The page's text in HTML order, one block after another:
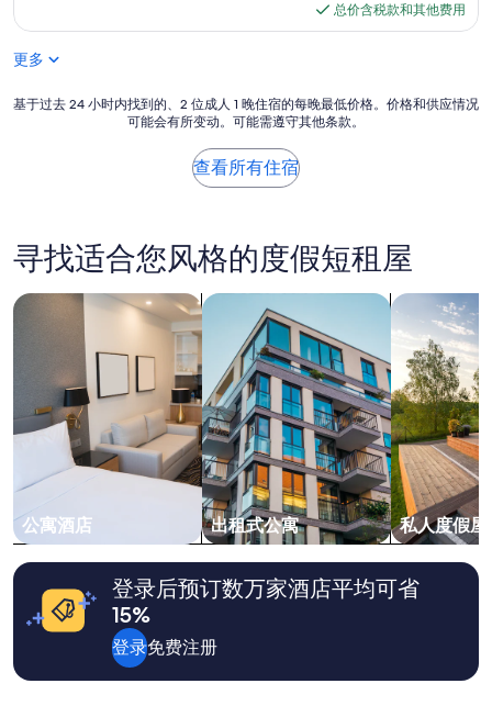
是
上
下
梯
是
較
狹
窄
，
不
，
他
都
很
可
（122
点
格
$45
总价含税款和其他费用
更多
基
内
找
的、
住
晚
最
低
价
格。
价
供
基于过去 24 小时内找到的、2 位成人 1 晚住宿的每晚最低价格。价格和供应情况
可能会有所变动。可能需遵守其他条款。
查看所有住宿
寻找适合您风格的度假短租屋
公寓酒店
搜索公寓式酒店
出租式公寓
搜索出租式公寓
私人度假屋
搜索私人度
登录后预订数万家酒店平均可省
15%
登录免费注册